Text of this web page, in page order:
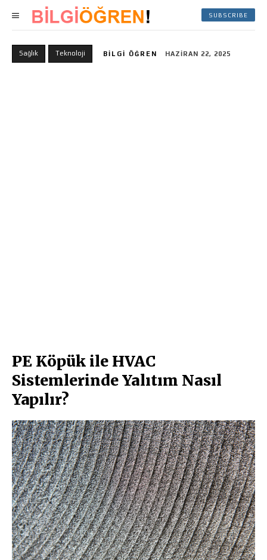
SUBSCRIBE
Sağlık Teknoloji BILGI ÖĞREN HAZIRAN 22, 2025
PE Köpük ile HVAC
Sistemlerinde Yalıtım Nasıl
Yapılır?